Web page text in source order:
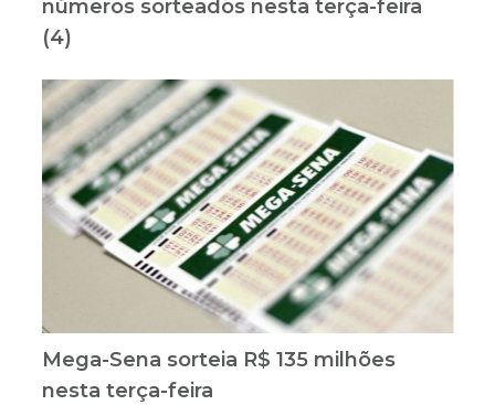
números sorteados nesta terça-feira
(4)
Mega-Sena sorteia R$ 135 milhões
nesta terça-feira